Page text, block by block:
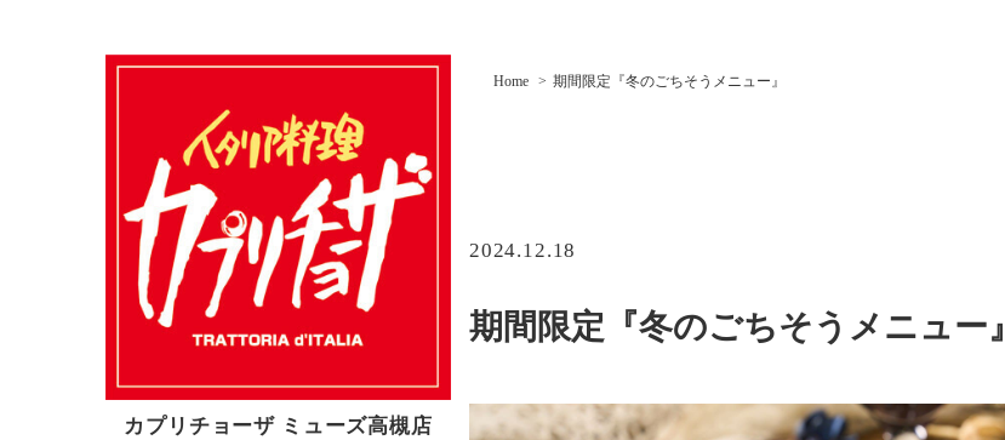
カプリチョーザ ミューズ高槻店
Home 期間限定『冬のごちそうメニュー』
2024.12.18
期間限定『冬のごちそうメニュー』